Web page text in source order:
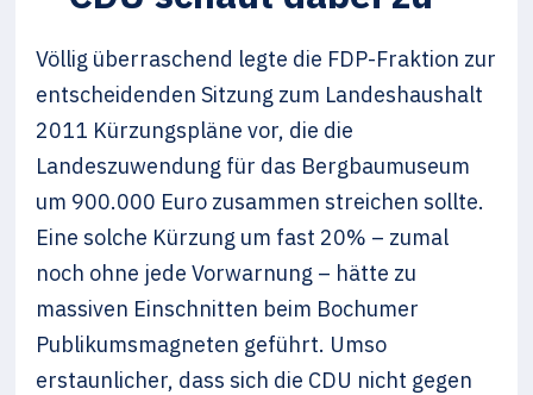
Völlig überraschend legte die FDP-Fraktion zur
entscheidenden Sitzung zum Landeshaushalt
2011 Kürzungspläne vor, die die
Landeszuwendung für das Bergbaumuseum
um 900.000 Euro zusammen streichen sollte.
Eine solche Kürzung um fast 20% – zumal
noch ohne jede Vorwarnung – hätte zu
massiven Einschnitten beim Bochumer
Publikumsmagneten geführt. Umso
erstaunlicher, dass sich die CDU nicht gegen